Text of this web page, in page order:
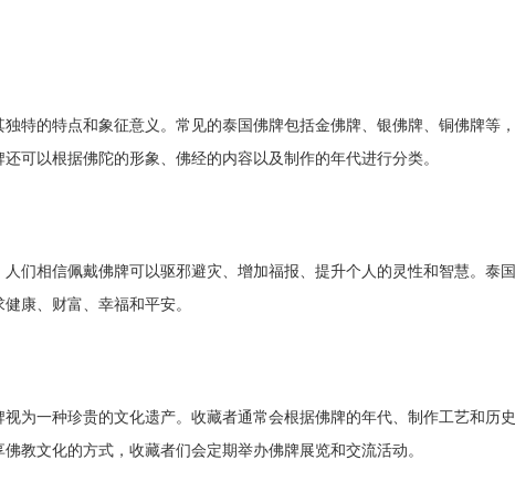
特的特点和象征意义。常见的泰国佛牌包括金佛牌、银佛牌、铜佛牌等，
可以根据佛陀的形象、佛经的内容以及制作的年代进行分类。
们相信佩戴佛牌可以驱邪避灾、增加福报、提升个人的灵性和智慧。泰国
康、财富、幸福和平安。
为一种珍贵的文化遗产。收藏者通常会根据佛牌的年代、制作工艺和历史
教文化的方式，收藏者们会定期举办佛牌展览和交流活动。